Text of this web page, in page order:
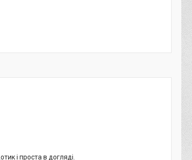
і проста в догляді.